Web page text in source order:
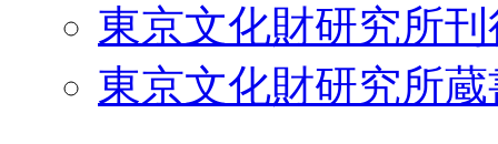
東京文化財研究所
東京文化財研究所